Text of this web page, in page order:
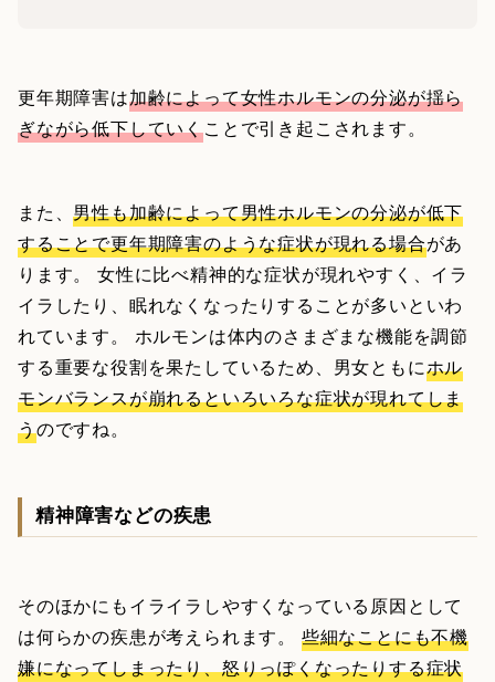
更年期障害は加齢によって女性ホルモンの分泌が揺ら
ぎながら低下していくことで引き起こされます。
また、男性も加齢によって男性ホルモンの分泌が低下
することで更年期障害のような症状が現れる場合があ
ります。 女性に比べ精神的な症状が現れやすく、イラ
イラしたり、眠れなくなったりすることが多いといわ
れています。 ホルモンは体内のさまざまな機能を調節
する重要な役割を果たしているため、男女ともにホル
モンバランスが崩れるといろいろな症状が現れてしま
うのですね。
精神障害などの疾患
そのほかにもイライラしやすくなっている原因として
は何らかの疾患が考えられます。 些細なことにも不機
嫌になってしまったり、怒りっぽくなったりする症状